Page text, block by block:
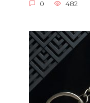
0 482